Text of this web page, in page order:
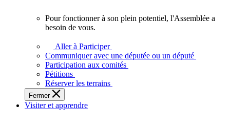
plein
potentiel,
l'Assemblée
a
besoin
de
Pour fonctionner à son plein potentiel, l'Assemblée a
besoin de vous.
Aller à Participer
Communiquer avec une députée ou un député
Participation aux comités
Pétitions
Réserver les terrains
Fermer
Visiter et apprendre